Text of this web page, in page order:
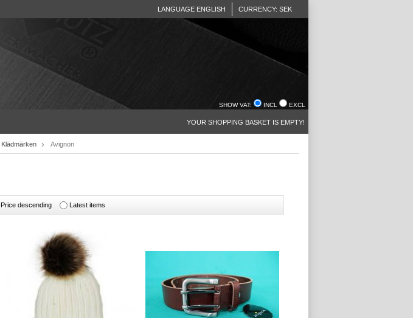
LANGUAGE ENGLISH CURRENCY: SEK
SHOW VAT: INCL EXCL
YOUR SHOPPING BASKET IS EMPTY!
Klädmärken Avignon
Price descending Latest items